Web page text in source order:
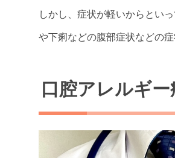
しかし、症状が軽いからとい
や下痢などの腹部症状などの
口腔アレルギ